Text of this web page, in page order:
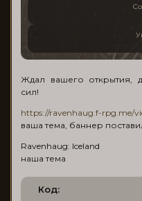
Ждал вашего открытия,
сил!
https://ravenhaug.f-rpg.me/
ваша тема, баннер
Ravenhaug: Iceland
наша тема
Код: